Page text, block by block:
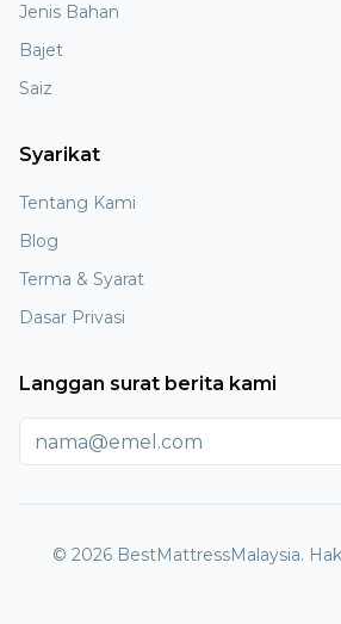
Jenis Bahan
Bajet
Saiz
Syarikat
Tentang Kami
Blog
Terma & Syarat
Dasar Privasi
Langgan surat berita kami
© 2026 BestMattressMalaysia.